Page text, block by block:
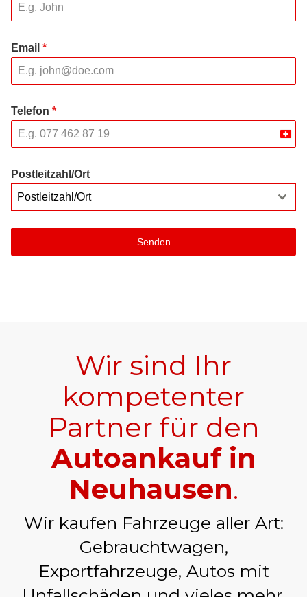
Email *
Telefon *
Postleitzahl/Ort
Postleitzahl/Ort
Senden
Wir sind Ihr
kompetenter
Partner für den
Autoankauf in
Neuhausen.
Wir kaufen Fahrzeuge aller Art:
Gebrauchtwagen,
Exportfahrzeuge, Autos mit